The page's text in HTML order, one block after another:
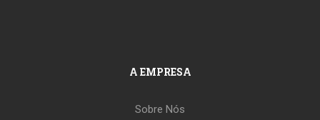
A EMPRESA
Sobre Nós